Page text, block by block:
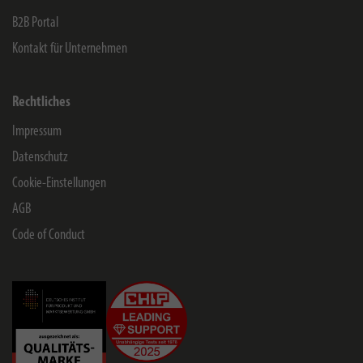
B2B Portal
Kontakt für Unternehmen
Rechtliches
Impressum
Datenschutz
Cookie-Einstellungen
AGB
Code of Conduct